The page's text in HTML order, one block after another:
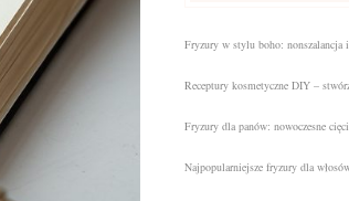
Fryzury w stylu boho: nonszalancja
Receptury kosmetyczne DIY –
Fryzury dla panów: nowoczesne
Najpopularniejsze fryzury dla